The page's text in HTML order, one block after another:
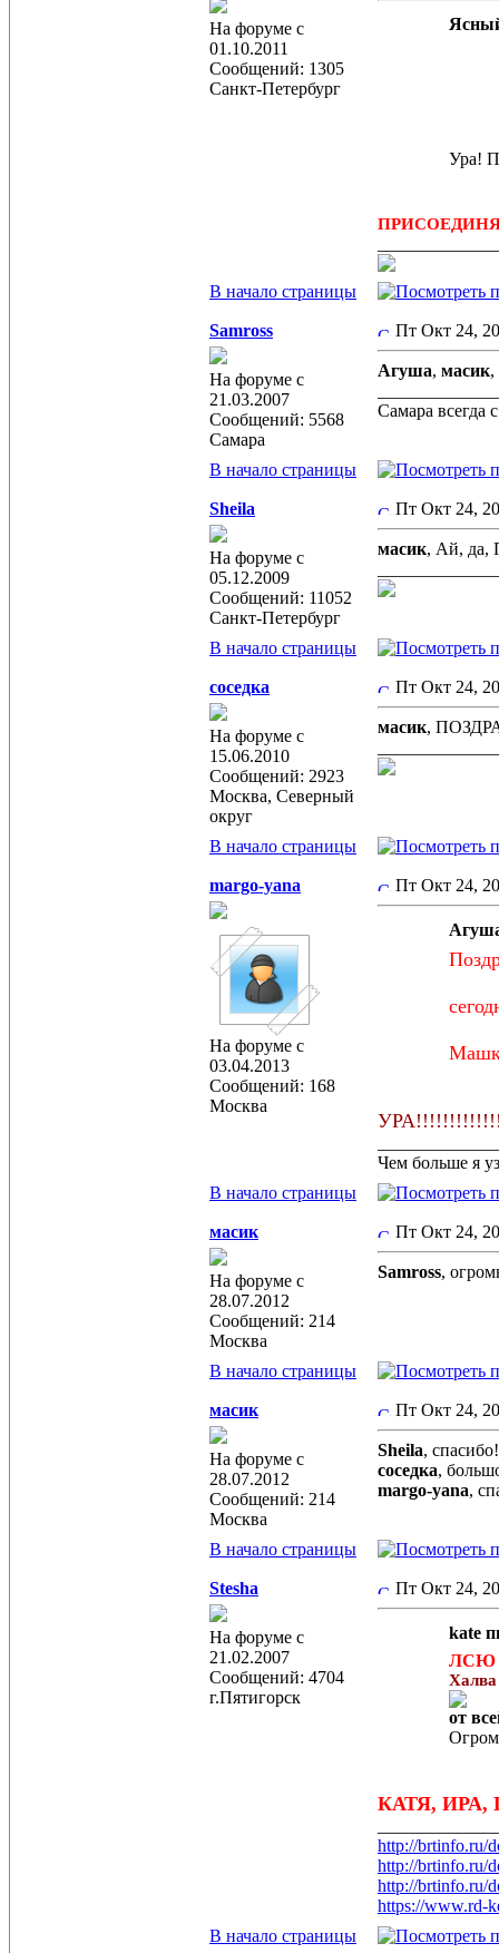
На форуме с
01.10.2011
Сообщений: 1305
Санкт-Петербург
Ура!
В начало страницы
Samross
На форуме с
21.03.2007
Сообщений: 5568
Самара
Пт Окт 24,
Агуша, масик,
Самара всегда
В начало страницы
Sheila
На форуме с
05.12.2009
Сообщений: 11052
Санкт-Петербург
Пт Окт 24,
масик, Ай, да,
В начало страницы
соседка
На форуме с
15.06.2010
Сообщений: 2923
Москва, Северный
округ
Пт Окт 24,
масик,
В начало страницы
margo-yana
На форуме с
03.04.2013
Сообщений: 168
Москва
Пт Окт 24,
Чем больше я
В начало страницы
масик
На форуме с
28.07.2012
Сообщений: 214
Москва
Пт Окт 24,
Samross,
В начало страницы
масик
На форуме с
28.07.2012
Сообщений: 214
Москва
Пт Окт 24,
Sheila,
соседка,
margo-yana,
В начало страницы
Stesha
На форуме с
21.02.2007
Сообщений: 4704
г.Пятигорск
Пт Окт 24,
kate
ЛСЮ
от
КАТЯ, ИРА,
http://brtinfo.ru/
http://brtinfo.ru/
http://brtinfo.ru/
https://www.rd-
В начало страницы